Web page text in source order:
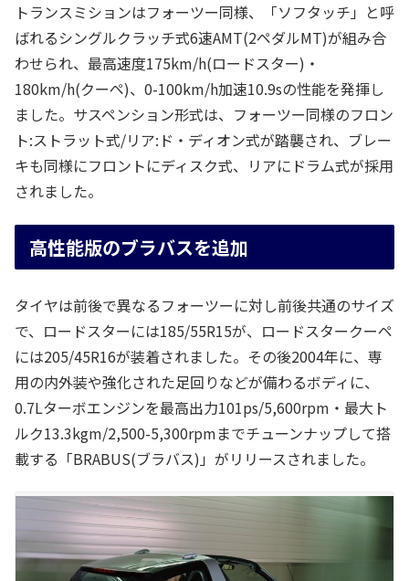
トランスミションはフォーツー同様、「ソフタッチ」と呼
ばれるシングルクラッチ式6速AMT(2ペダルMT)が組み合
わせられ、最高速度175km/h(ロードスター)・
180km/h(クーペ)、0-100km/h加速10.9sの性能を発揮し
ました。サスペンション形式は、フォーツー同様のフロン
ト:ストラット式/リア:ド・ディオン式が踏襲され、ブレー
キも同様にフロントにディスク式、リアにドラム式が採用
されました。
高性能版のブラバスを追加
タイヤは前後で異なるフォーツーに対し前後共通のサイズ
で、ロードスターには185/55R15が、ロードスタークーペ
には205/45R16が装着されました。その後2004年に、専
用の内外装や強化された足回りなどが備わるボディに、
0.7Lターボエンジンを最高出力101ps/5,600rpm・最大ト
ルク13.3kgm/2,500-5,300rpmまでチューンナップして搭
載する「BRABUS(ブラバス)」がリリースされました。